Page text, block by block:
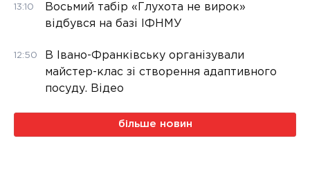
13:10
Восьмий табір «Глухота не вирок»
відбувся на базі ІФНМУ
12:50
В Івано-Франківську організували
майстер-клас зі створення адаптивного
посуду. Відео
більше новин